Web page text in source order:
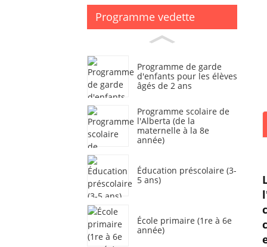
Programme vedette
Programme de garde
d'enfants pour les élèves
âgés de 2 ans
Programme scolaire de
l'Alberta (de la
maternelle à la 8e
année)
Éducation préscolaire (3-
5 ans)
École primaire (1re à 6e
année)